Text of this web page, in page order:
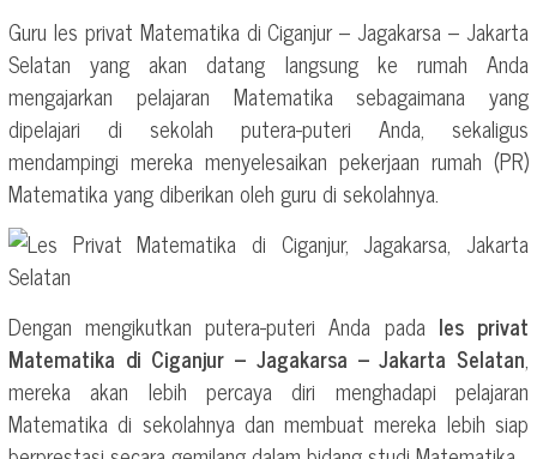
Guru les privat Matematika di Ciganjur – Jagakarsa – Jakarta
Selatan yang akan datang langsung ke rumah Anda
mengajarkan pelajaran Matematika sebagaimana yang
dipelajari di sekolah putera-puteri Anda, sekaligus
mendampingi mereka menyelesaikan pekerjaan rumah (PR)
Matematika yang diberikan oleh guru di sekolahnya.
Dengan mengikutkan putera-puteri Anda pada les privat
Matematika di Ciganjur – Jagakarsa – Jakarta Selatan,
mereka akan lebih percaya diri menghadapi pelajaran
Matematika di sekolahnya dan membuat mereka lebih siap